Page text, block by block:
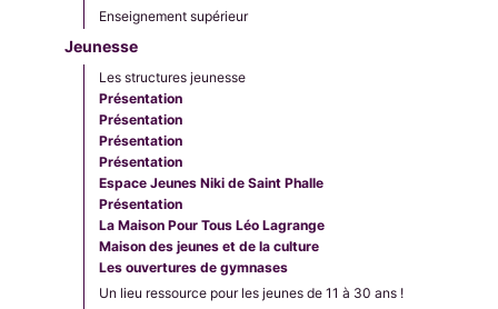
Enseignement supérieur
Jeunesse
Les structures jeunesse
Présentation
Présentation
Présentation
Présentation
Espace Jeunes Niki de Saint Phalle
Présentation
La Maison Pour Tous Léo Lagrange
Maison des jeunes et de la culture
Les ouvertures de gymnases
Un lieu ressource pour les jeunes de 11 à 30 ans !